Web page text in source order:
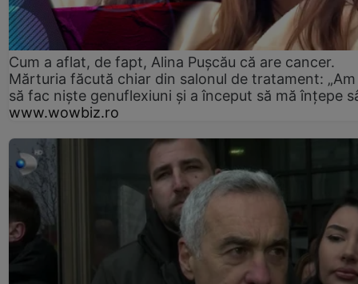
Cum a aflat, de fapt, Alina Pușcău că are cancer.
Mărturia făcută chiar din salonul de tratament:
să fac niște genuflexiuni și a început să mă înțepe
www.wowbiz.ro